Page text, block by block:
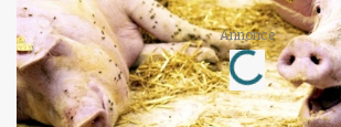
Annonce
Loading...